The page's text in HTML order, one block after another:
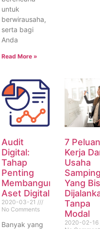
untuk
berwirausaha,
serta bagi
Anda
Read More »
Audit
Digital:
Tahap
Penting
Membangun
Aset Digital
2020-03-21
No Comments
Banyak yang
7
Kerja
Usaha
Yang
Tanpa
Modal
2020-02-16